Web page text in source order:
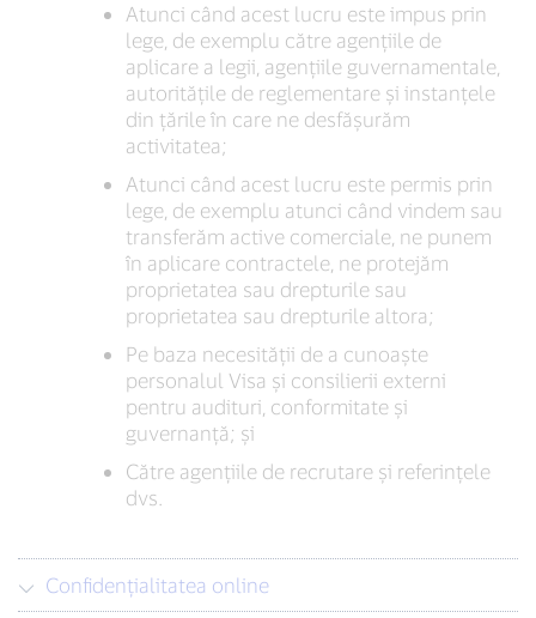
Atunci când acest lucru este impus prin
lege, de exemplu către agențiile de
aplicare a legii, agențiile guvernamentale,
autoritățile de reglementare și instanțele
din țările în care ne desfășurăm
activitatea;
Atunci când acest lucru este permis prin
lege, de exemplu atunci când vindem sau
transferăm active comerciale, ne punem
în aplicare contractele, ne protejăm
proprietatea sau drepturile sau
proprietatea sau drepturile altora;
Pe baza necesității de a cunoaște
personalul Visa și consilierii externi
pentru audituri, conformitate și
guvernanță; și
Către agențiile de recrutare și referințele
dvs.
Confidențialitatea online